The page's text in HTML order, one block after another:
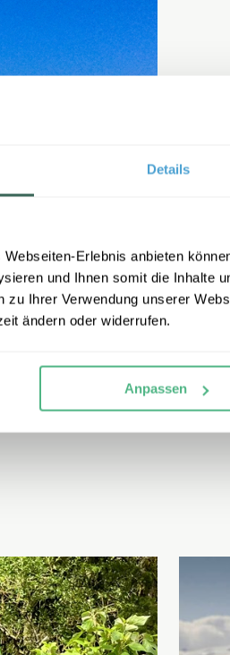
Details
Erlebnis anbieten
und Ihnen somit die Inhalte
zu Ihrer Verwendung unserer
ändern oder widerrufen.
Anpassen